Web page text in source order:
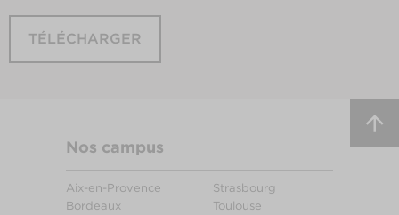
TÉLÉCHARGER
Nos campus
Aix-en-Provence
Bordeaux
Strasbourg
Toulouse